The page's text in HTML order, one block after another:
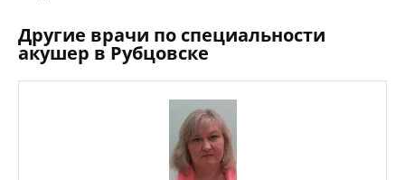
Другие врачи по специальности
акушер в Рубцовске